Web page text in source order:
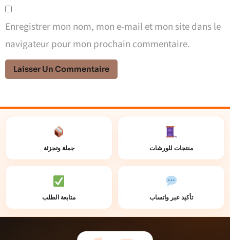
Enregistrer mon nom, mon e-mail et mon site dans le
navigateur pour mon prochain commentaire.
منتجات للورشات جملة وتجزئة
تأكيد عبر واتساب متابعة الطلب